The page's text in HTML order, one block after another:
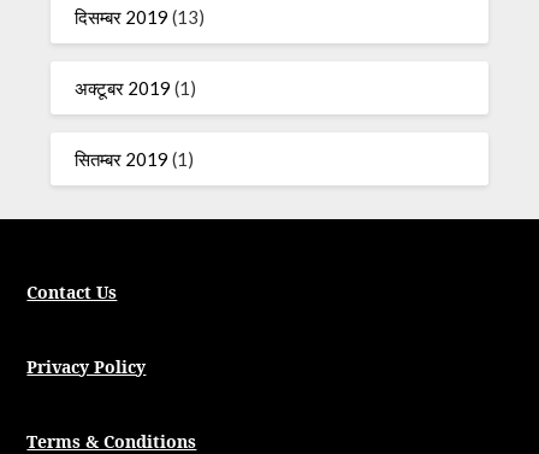
दिसम्बर 2019 (13)
अक्टूबर 2019 (1)
सितम्बर 2019 (1)
Contact Us
Privacy Policy
Terms & Conditions